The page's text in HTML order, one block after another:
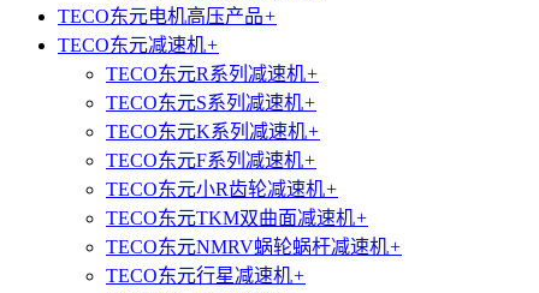
TECO东元电机高压产品+
TECO东元减速机+
TECO东元R系列减速机+
TECO东元S系列减速机+
TECO东元K系列减速机+
TECO东元F系列减速机+
TECO东元小R齿轮减速机+
TECO东元TKM双曲面减速机+
TECO东元NMRV蜗轮蜗杆减速机+
TECO东元行星减速机+